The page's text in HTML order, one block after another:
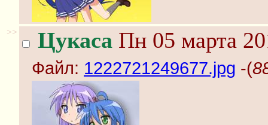
>> Цукаса Пн 05 марта
Файл: 1222721249677.jpg -(